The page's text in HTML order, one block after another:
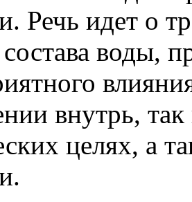
Речь идет о
воды,
внутрь,
целях, а